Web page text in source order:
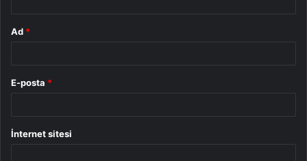
Ad *
E-posta *
İnternet sitesi